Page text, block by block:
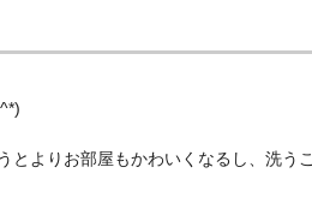
よりお部屋もかわいくなるし、洗うこ